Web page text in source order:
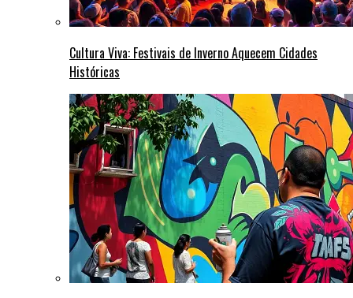
Cultura Viva: Festivais de Inverno Aquecem Cidades
Históricas